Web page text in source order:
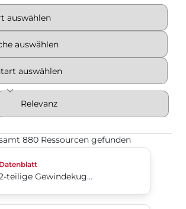
880 Ressourcen gefunden
mit vollem
Datenblatt
2-teilige Gewindekugelhähne mit vollem Durchgang​​​​​​​ der Serie 85 von Flow-Tek®